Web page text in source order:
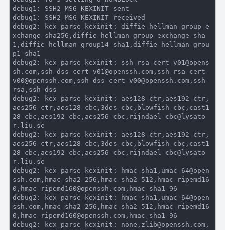
debug1:
debug1:
debug2:
kex_parse_kexinit: diffie-hellman-group-e
xchange-sha256,diffie-hellman-group-exchange-sha
1,diffie-hellman-group14-sha1,diffie-hellman-grou
debug2:
kex_parse_kexinit: ssh-rsa-cert-v01@opens
sh.com,ssh-dss-cert-v01@openssh.com,ssh-rsa-cert-
v00@openssh.com,ssh-dss-cert-v00@openssh.com,ssh-
debug2:
kex_parse_kexinit: aes128-ctr,aes192-ctr,
aes256-ctr,aes128-cbc, 3des-cbc,blowfish-cbc,cast1
28-cbc,aes192-cbc,aes256-cbc,rijndael-cbc@lysato
debug2:
kex_parse_kexinit: aes128-ctr,aes192-ctr,
aes256-ctr,aes128-cbc, 3des-cbc,blowfish-cbc,cast1
28-cbc,aes192-cbc,aes256-cbc,rijndael-cbc@lysato
debug2:
kex_parse_kexinit: hmac-sha1,umac -64@open
ssh.com,hmac-sha2 -256 ,hmac-sha2 -512 ,hmac-ripemd16
0,hmac-ripemd160@openssh.com,hmac-sha1 -96
debug2:
kex_parse_kexinit: hmac-sha1,umac -64@open
ssh.com,hmac-sha2 -256 ,hmac-sha2 -512 ,hmac-ripemd16
0,hmac-ripemd160@openssh.com,hmac-sha1 -96
debug2:
kex_parse_kexinit: none,zlib@openssh.com,